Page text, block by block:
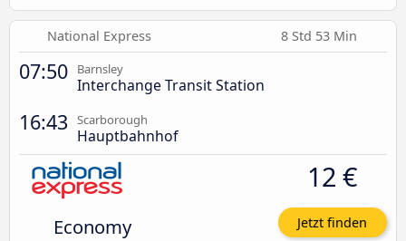
National Express 8 Std 53 Min
07:50 Barnsley
Interchange Transit Station
16:43 Scarborough
Hauptbahnhof
Economy
12 €
Jetzt finden